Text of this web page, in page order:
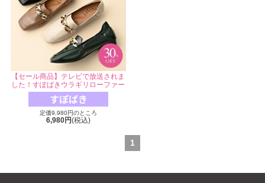
【セール商品】テレビで放送されま
した！すぽばきウラギリローファー
定価9,980円のところ
6,980円(税込)
1